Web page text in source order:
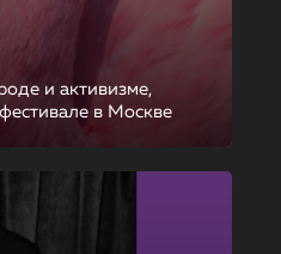
и активизме,
в Москве